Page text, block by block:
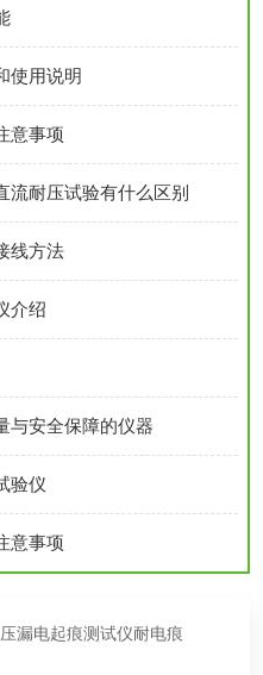
使用说明
意事项
流耐压试验有什么区别
线方法
介绍
与安全保障的仪器
验仪
意事项